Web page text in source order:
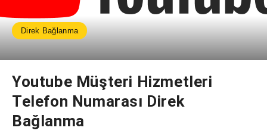
Direk Bağlanma
Youtube Müşteri Hizmetleri
Telefon Numarası Direk
Bağlanma